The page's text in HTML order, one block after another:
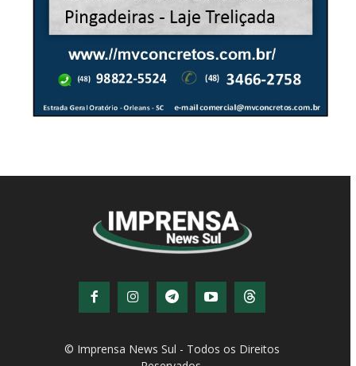
© Imprensa News Sul - Todos os Direitos
Reservados.